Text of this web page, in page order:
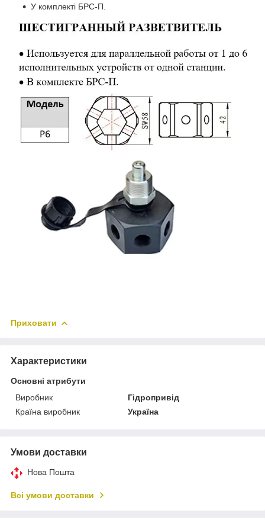
У комплекті БРС-П.
Приховати
Характеристики
Основні атрибути
Виробник
Гідропривід
Країна виробник
Україна
Умови доставки
Нова Пошта
Всі умови доставки